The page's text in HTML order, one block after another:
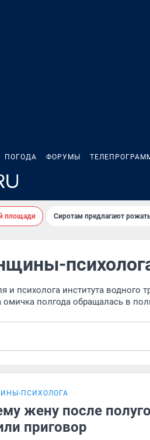
ПОГОДА ФОРУМЫ
площади Сиротам предлагают
и психолога института
омичка полгода обращалась в
ПСИХОЛОГА
жену после
приговор